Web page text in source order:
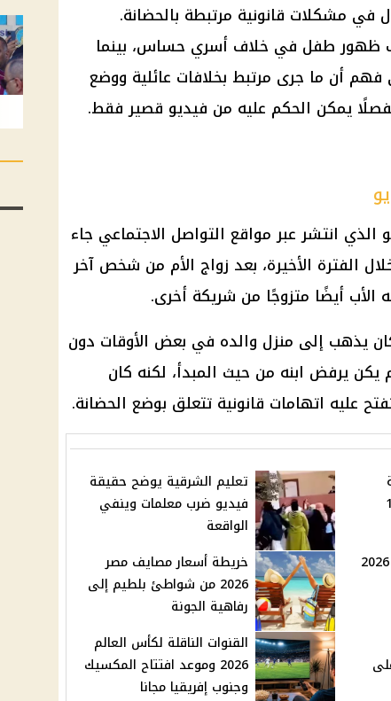
في مشكلات قانونية مرتبطة بالحضانة.
ظهور طفل في خلاف أسري حساس، بينما
فهم أن ما جرى مرتبط بخلافات عائلية ووضع
يمكن الحكم عليه من فيديو قصير فقط.
انتشر عبر مواقع التواصل الاجتماعي جاء
الفترة الأخيرة، بعد زواج الأم من شخص آخر
أيضًا متزوجًا من شريكة أخرى.
يذهب إلى منزل والده في بعض الأوقات دون
يكن يرفض ابنه من حيث المبدأ، لكنه كان
عليه اتهامات قانونية تتعلق بوضع الحضانة.
18
تعليم الشرقية يوضح حقيقة
فيديو ضرب معلمات وينفي
الواقعة
موعد افتتاح كأس العالم 2026
خريطة أسعار مصايف مصر
2026 من شواطئ بلطيم إلى
رفاهية الجونة
القنوات الناقلة لكأس العالم
2026 وموعد افتتاح المكسيك
وجنوب إفريقيا مجانا